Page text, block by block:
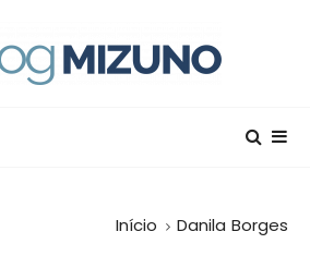
Início Danila Borges